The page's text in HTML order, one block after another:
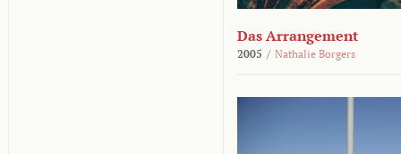
Das Arrangement
2005 / Nathalie Borgers